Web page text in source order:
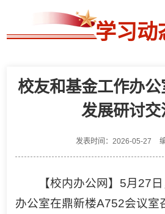
学习动
校友和基金工作办
发展研讨交
发表时间：2026-05-27
【校内办公网】5月27
办公室在鼎新楼A752会议室